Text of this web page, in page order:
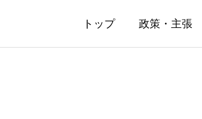
トップ 政策・主張